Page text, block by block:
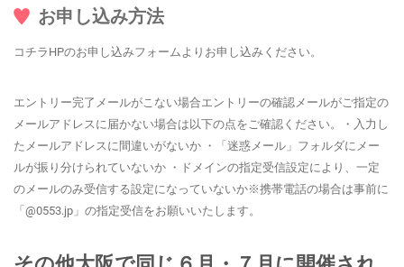
お申し込み方法
コチラHPのお申し込みフォームよりお申し込みください。
エントリー完了メールがこない場合エントリーの確認メールがご指定の
メールアドレスに届かない場合は以下の点をご確認ください。・入力し
たメールアドレスに間違いがないか ・「迷惑メール」フォルダにメー
ルが振り分けられていないか ・ドメインの指定受信設定により、一定
のメールのみ受信する設定になっていないか※携帯電話の場合は事前に
「@0553.jp」の指定受信をお願いいたします。